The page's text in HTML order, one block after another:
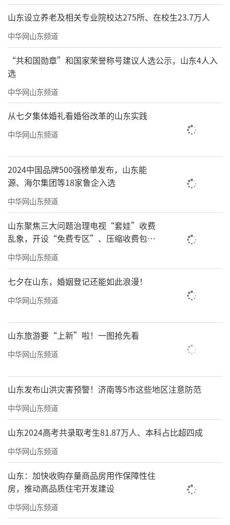
山东设立养老及相关专业院校达275所、在校生23.7万人
中华网山东频道
“共和国勋章”和国家荣誉称号建议人选公示，山东4人入
选
中华网山东频道
从七夕集体婚礼看婚俗改革的山东实践
中华网山东频道
2024中国品牌500强榜单发布，山东能
源、海尔集团等18家鲁企入选
中华网山东频道
山东聚焦三大问题治理电视“套娃”收费
乱象，开设“免费专区”、压缩收费包比
例70%以上
中华网山东频道
七夕在山东，婚姻登记还能如此浪漫！
中华网山东频道
山东旅游要“上新”啦！一图抢先看
中华网山东频道
山东发布山洪灾害预警！济南等5市这些地区注意防范
中华网山东频道
山东2024高考共录取考生81.87万人、本科占比超四成
中华网山东频道
山东：加快收购存量商品房用作保障性住
房，推动高品质住宅开发建设
中华网山东频道